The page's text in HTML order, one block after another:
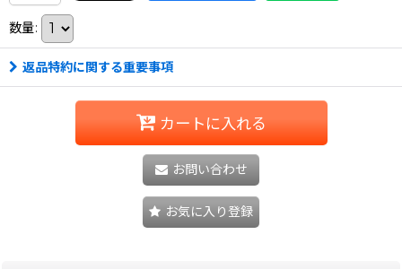
数量:
返品特約に関する重要事項
カートに入れる
お問い合わせ
お気に入り登録